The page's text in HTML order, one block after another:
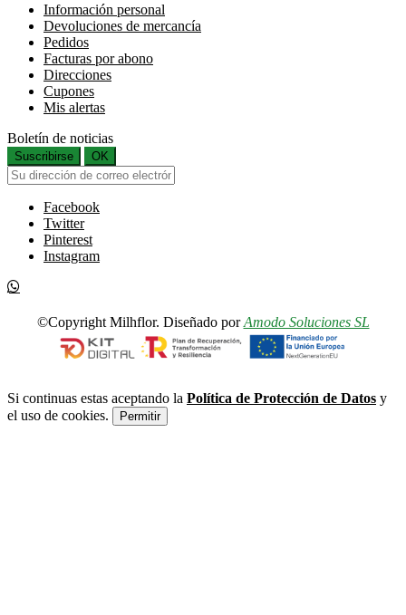
Información personal
Devoluciones de mercancía
Pedidos
Facturas por abono
Direcciones
Cupones
Mis alertas
Boletín de noticias
Suscribirse OK
Facebook
Twitter
Pinterest
Instagram
©Copyright Milhflor. Diseñado porAmodo Soluciones SL
Si continuas estas aceptando la Política de Protección de Datos y
el uso de cookies.
Permitir